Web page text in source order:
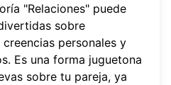
"Relaciones" puede
sobre
personales y
Es una forma juguetona
sobre tu pareja, ya